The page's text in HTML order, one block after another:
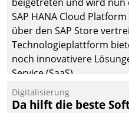
man auf
Cloudtechnologie,
bewährte und Startup-
Partner sowie erstmals
agile Projektmethoden.
SAP HANA Cloud
über den SAP Store
Technologieplattform
noch innovativere
Service (SaaS).
Digitalisierung
Da hilft die beste